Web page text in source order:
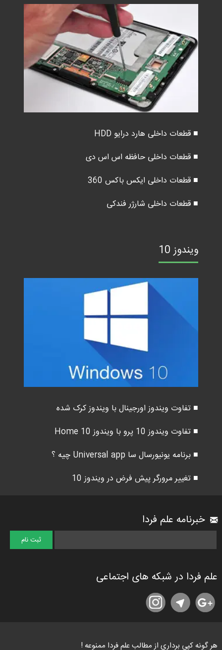
■ قطعات داخلی هارد درایو HDD
■ قطعات داخلی حافظه اس اس دی
■ قطعات داخلی ایکس باکس 360
■ قطعات داخلی شارژر فندکی
ویندوز 10
■ تفاوت ویندوز اورجینال با ویندوز کرک شده
■ تفاوت ویندوز 10 پرو با ویندوز 10 Home
■ برنامه یونیورسال سا Universal app چیه ؟
■ تغییر مرورگر پیش فرض در ویندوز 10
خبرنامه علم فردا
علم فردا در شبکه های اجتماعی
هر گونه کپی برداری از مطالب علم فردا ممنوعه !